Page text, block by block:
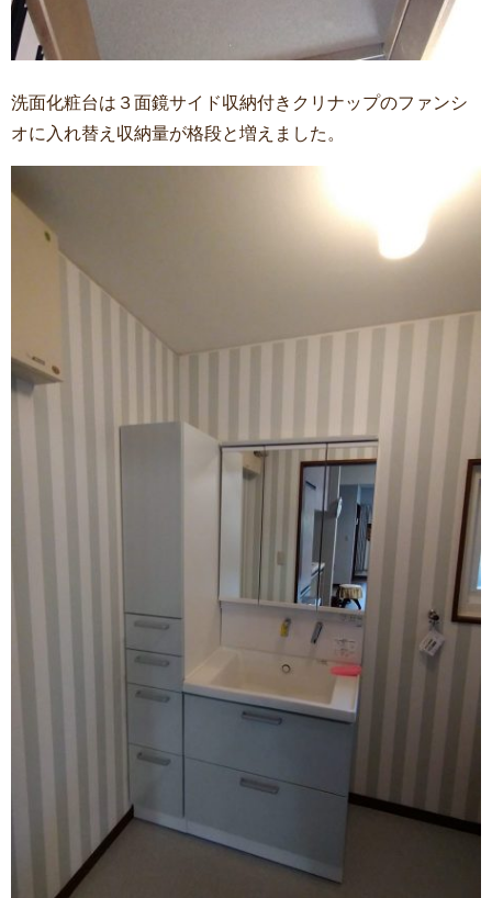
洗面化粧台は３面鏡サイド収納付きクリナップのファンシ
オに入れ替え収納量が格段と増えました。